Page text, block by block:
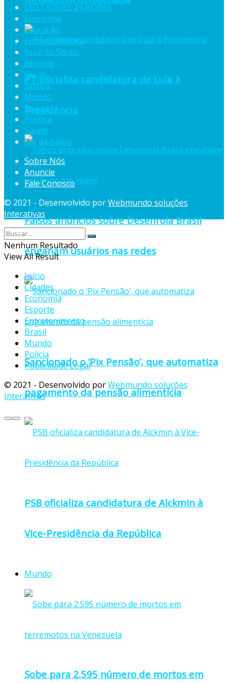
PT oficializa candidatura de Lula à
Presidência
Falsos anúncios sobre Desenrola Brasil
enganam usuários nas redes
Sancionado o ‘Pix Pensão’, que automatiza
pagamento da pensão alimentícia
PSB oficializa candidatura de Alckmin à
Vice-Presidência da República
Mundo
Sobe para 2.595 número de mortos em
DESTAQUES 24 HORAS
Economia
Educação
Entretenimento
Espiríto Santo
Esporte
Geral
Justiça
Mundo
Polícia
Política
Saúde
Sul da Bahia
Sobre Nós
Anuncie
Fale Conosco
© 2021 - Desenvolvido porWebmundo soluções
Interativas
Nenhum Resultado
View All Result
Início
Cidades
Economia
Esporte
Entretenimento
Brasil
Mundo
Polícia
Publicidade Legal
© 2021 - Desenvolvido porWebmundo soluções
Interativas